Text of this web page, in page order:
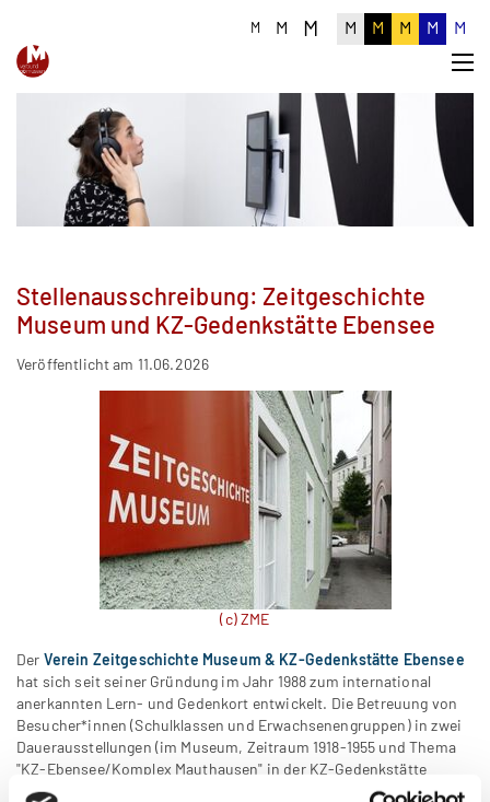
M M M M M M M M
Stellenausschreibung: Zeitgeschichte
Museum und KZ-Gedenkstätte Ebensee
Veröffentlicht am 11.06.2026
(c) ZME
Der Verein Zeitgeschichte Museum & KZ-Gedenkstätte Ebensee
hat sich seit seiner Gründung im Jahr 1988 zum international
anerkannten Lern- und Gedenkort entwickelt. Die Betreuung von
Besucher*innen (Schulklassen und Erwachsenengruppen) in zwei
Dauerausstellungen (im Museum, Zeitraum 1918-1955 und Thema
"KZ-Ebensee/Komplex Mauthausen" in der KZ-Gedenkstätte
Ebensee) mit Bibliothek und Archiv, die Organisation von